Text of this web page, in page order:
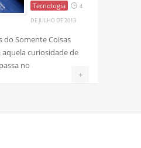
Tecnologia
4
DE JULHO DE 2013
do Somente Coisas
aquela curiosidade de
no
+